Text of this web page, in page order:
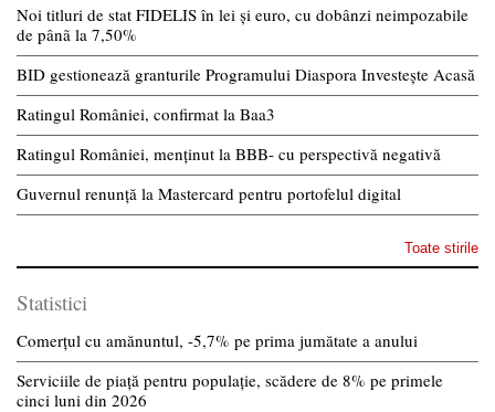
Noi titluri de stat FIDELIS în lei și euro, cu dobânzi neimpozabile
de pânã la 7,50%
BID gestionează granturile Programului Diaspora Investește Acasă
Ratingul României, confirmat la Baa3
Ratingul României, menținut la BBB- cu perspectivă negativă
Guvernul renunță la Mastercard pentru portofelul digital
Toate stirile
Statistici
Comerțul cu amănuntul, -5,7% pe prima jumătate a anului
Serviciile de piață pentru populație, scădere de 8% pe primele
cinci luni din 2026